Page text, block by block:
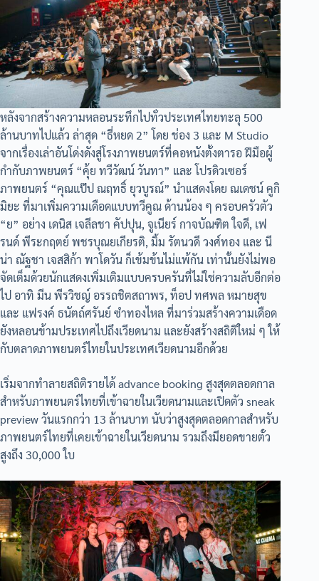
หลังจากสร้างความหลอนระทึกไปทั่วประเทศไทยทะลุ 500
ล้านบาทไปแล้ว ล่าสุด “ธี่หยด 2” โดย ช่อง 3 และ M Studio
จากเรื่องเล่าอันโด่งดังสู่โรงภาพยนตร์ที่คอหนังตั้งตารอ ฝีมือผู้
กำกับภาพยนตร์ “คุ้ย ทวีวัฒน์ วันทา” และ โปรดิวเซอร์
ภาพยนตร์ “คุณแป๊ป ณฤทธิ์ ยุวบูรณ์” นำแสดงโดย ณเดชน์ คูกิ
มิยะ ที่มาเพิ่มความเดือดแบบทวีคูณ ด้านน้อง ๆ ครอบครัวตัว
“ย” อย่าง เดนิส เจลีลชา คัปปุน, จูเนียร์ กาจบัณฑิต ใจดี, เฟ
รนด์ พีระกฤตย์ พชรบุณยเกียรติ, มิ้ม รัตนวดี วงศ์ทอง และ นี
น่า ณัฐชา เจสสิก้า พาโดวัน ก็เข้มข้นไม่แพ้กัน เท่านั้นยังไม่พอ
จัดเต็มด้วยนักแสดงเพิ่มเติมแบบครบครันที่ไม่ใช่ความลับอีกต่อ
ไป อาทิ มีน พีรวิชญ์ อรรถชิตสถาพร, ท็อป ทศพล หมายสุข
และ แฟรงค์ ธนัตถ์ศรันย์ ซำทองไหล ที่มาร่วมสร้างความเดือด
ยังหลอนข้ามประเทศไปถึงเวียดนาม และยังสร้างสถิติใหม่ ๆ ให้
กับตลาดภาพยนตร์ไทยในประเทศเวียดนามอีกด้วย
เริ่มจากทำลายสถิติรายได้ advance booking สูงสุดตลอดกาล
สำหรับภาพยนตร์ไทยที่เข้าฉายในเวียดนามและเปิดตัว sneak
preview วันแรกกว่า 13 ล้านบาท นับว่าสูงสุดตลอดกาลสำหรับ
ภาพยนตร์ไทยที่เคยเข้าฉายในเวียดนาม รวมถึงมียอดขายตั๋ว
สูงถึง 30,000 ใบ